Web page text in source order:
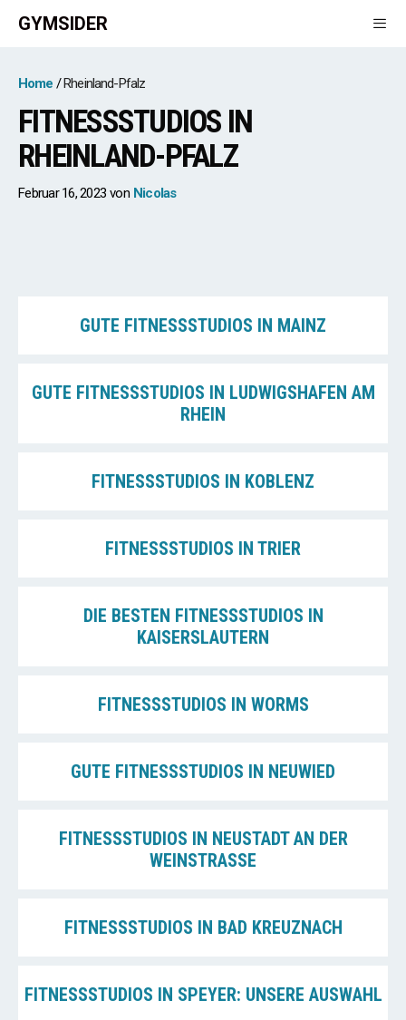
Zum
Inhalt
GYMSIDER
Home Rheinland-Pfalz
FITNESSSTUDIOS IN
RHEINLAND-PFALZ
Februar 16, 2023 von Nicolas
GUTE FITNESSSTUDIOS IN MAINZ
GUTE FITNESSSTUDIOS IN LUDWIGSHAFEN AM
RHEIN
FITNESSSTUDIOS IN KOBLENZ
FITNESSSTUDIOS IN TRIER
DIE BESTEN FITNESSSTUDIOS IN
KAISERSLAUTERN
FITNESSSTUDIOS IN WORMS
GUTE FITNESSSTUDIOS IN NEUWIED
FITNESSSTUDIOS IN NEUSTADT AN DER
WEINSTRASSE
FITNESSSTUDIOS IN BAD KREUZNACH
FITNESSSTUDIOS IN SPEYER: UNSERE AUSWAHL